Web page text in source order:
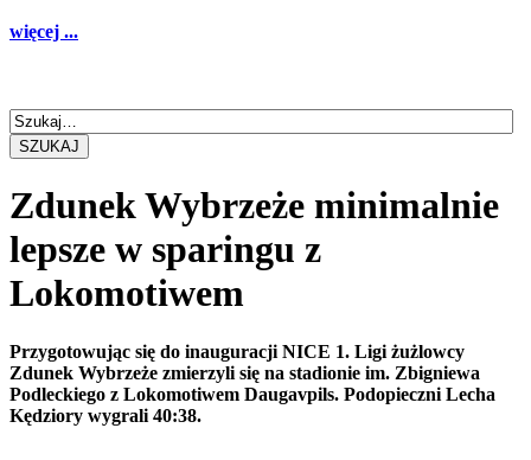
więcej ...
SZUKAJ
Zdunek Wybrzeże minimalnie
lepsze w sparingu z
Lokomotiwem
Przygotowując się do inauguracji NICE 1. Ligi żużlowcy
Zdunek Wybrzeże zmierzyli się na stadionie im. Zbigniewa
Podleckiego z Lokomotiwem Daugavpils. Podopieczni Lecha
Kędziory wygrali 40:38.